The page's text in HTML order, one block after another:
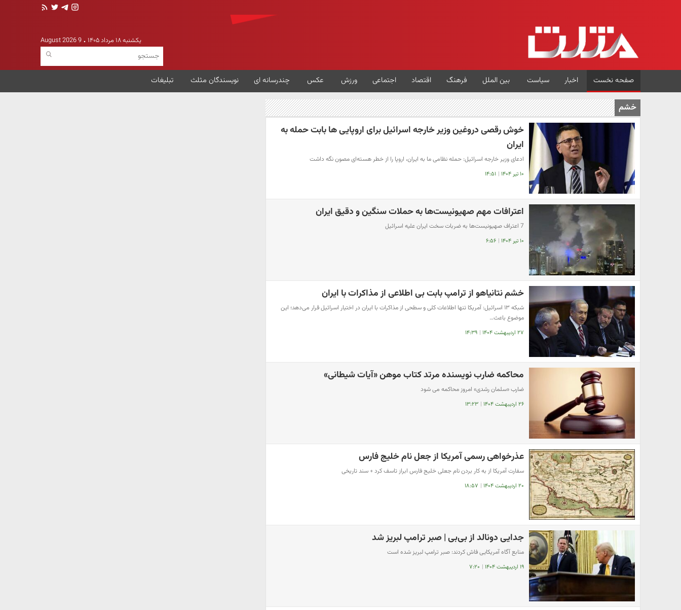
یکشنبه ۱۸ مرداد ۱۴۰۵ 9 August 2026
صفحه نخست اخبار سیاست بین الملل فرهنگ اقتصاد اجتماعی ورزش عکس چندرسانه ای نویسندگان مثلث تبلیغات
خشم
خوش رقصی دروغین وزیر خارجه اسرائیل برای اروپایی ها بابت حمله به
ایران
ادعای وزیر خارجه اسرائیل: حمله نظامی ما به ایران، اروپا را از خطر هسته‌ای مصون نگه داشت
۱۰ تیر ۱۴۰۴ | ۱۴:۵۱
اعترافات مهم صهیونیست‌ها به حملات سنگین و دقیق ایران
7 اعتراف صهیونیست‌ها به ضربات سخت ایران علیه اسرائیل
۱۰ تیر ۱۴۰۴ | ۶:۵۶
خشم نتانیاهو از ترامپ بابت بی اطلاعی از مذاکرات با ایران
شبکه ۱۳ اسرائیل: آمریکا تنها اطلاعات کلی و سطحی از مذاکرات با ایران در اختیار اسرائیل قرار می‌دهد؛ این
موضوع باعث…
۲۷ اردیبهشت ۱۴۰۴ | ۱۴:۳۹
محاکمه ضارب نویسنده مرتد کتاب موهن «آیات شیطانی»
ضارب «سلمان رشدی» امروز محاکمه می شود
۲۶ اردیبهشت ۱۴۰۴ | ۱۳:۲۳
عذرخواهی رسمی آمریکا از جعل نام خلیج فارس
سفارت آمریکا از به کار بردن نام جعلی خلیج فارس ابراز تاسف کرد + سند تاریخی
۲۰ اردیبهشت ۱۴۰۴ | ۱۸:۵۷
جدایی دونالد از بی‌بی | صبر ترامپ لبریز شد
منابع آگاه آمریکایی فاش کردند: صبر ترامپ لبریز شده است
۱۹ اردیبهشت ۱۴۰۴ | ۷:۲۰